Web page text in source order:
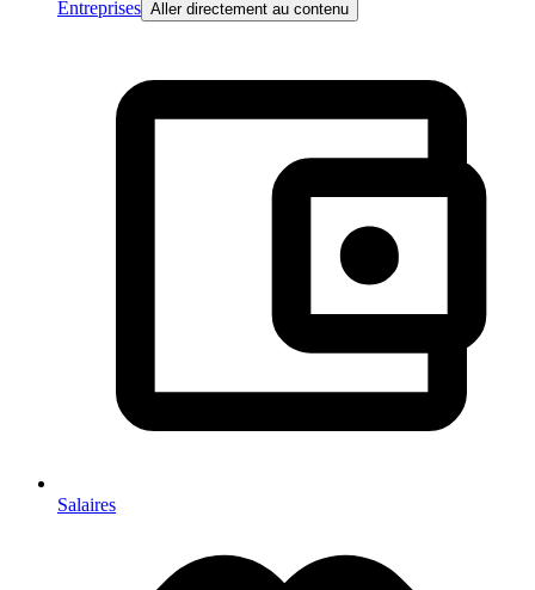
Entreprises Aller directement au contenu
Salaires